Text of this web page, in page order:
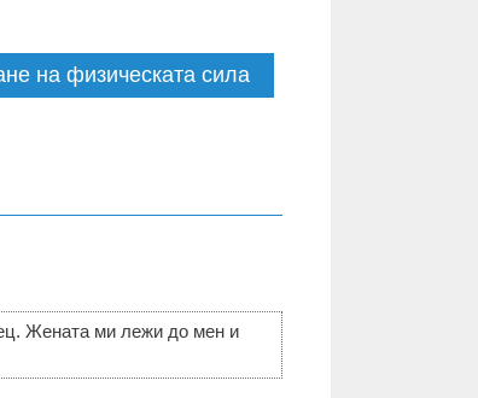
на физическата сила
Жената ми лежи до мен и